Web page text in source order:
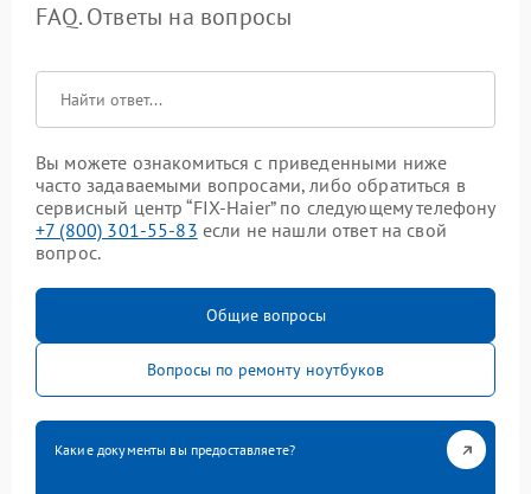
FAQ. Ответы на вопросы
Вы можете ознакомиться с приведенными ниже
часто задаваемыми вопросами, либо обратиться в
сервисный центр “FIX-Haier” по следующему телефону
+7 (800) 301-55-83 если не нашли ответ на свой
вопрос.
Общие вопросы
Вопросы по ремонту ноутбуков
Какие документы вы предоставляете?